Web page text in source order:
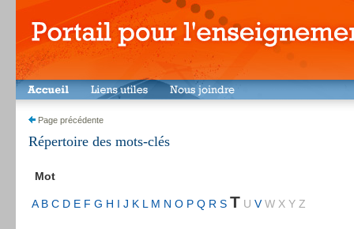
Page précédente
Répertoire des mots-clés
Mot
A B C D E F G H I J K L M N O P Q R S T U V W X Y Z